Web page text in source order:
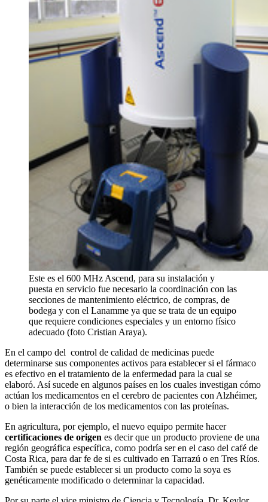
Este es el 600 MHz Ascend, para su instalación y
puesta en servicio fue necesario la coordinación con las
secciones de mantenimiento eléctrico, de compras, de
bodega y con el Lanamme ya que se trata de un equipo
que requiere condiciones especiales y un entorno físico
adecuado (foto Cristian Araya).
En el campo del control de calidad de medicinas puede
determinarse sus componentes activos para establecer si el fármaco
es efectivo en el tratamiento de la enfermedad para la cual se
elaboró. Así sucede en algunos países en los cuales investigan cómo
actúan los medicamentos en el cerebro de pacientes con Alzhéimer,
o bien la interacción de los medicamentos con las proteínas.
En agricultura, por ejemplo, el nuevo equipo permite hacer
certificaciones de origen es decir que un producto proviene de una
región geográfica específica, como podría ser en el caso del café de
Costa Rica, para dar fe de si es cultivado en Tarrazú o en Tres Ríos.
También se puede establecer si un producto como la soya es
genéticamente modificado o determinar la capacidad.